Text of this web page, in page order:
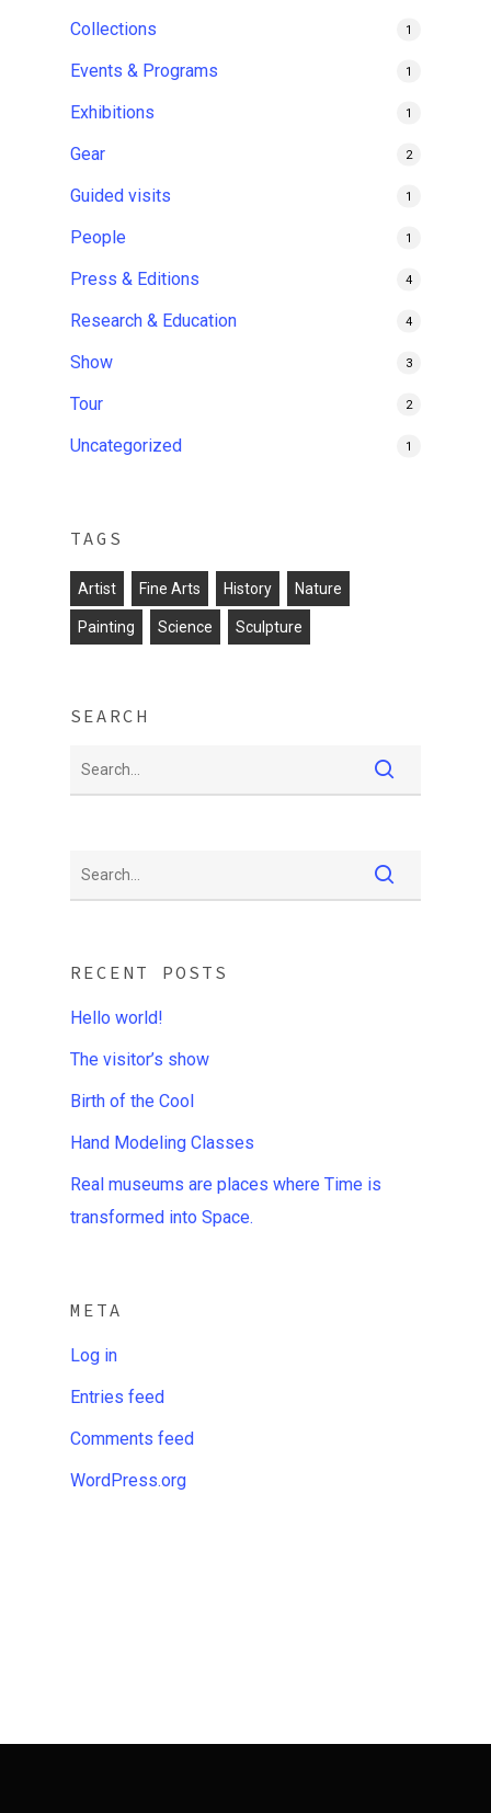
Collections 1
Events & Programs 1
Exhibitions 1
Gear 2
Guided visits 1
People 1
Press & Editions 4
Research & Education 4
Show 3
Tour 2
Uncategorized 1
TAGS
Artist Fine Arts History Nature
Painting Science Sculpture
SEARCH
RECENT POSTS
Hello world!
The visitor’s show
Birth of the Cool
Hand Modeling Classes
Real museums are places where Time is
transformed into Space.
META
Log in
Entries feed
Comments feed
WordPress.org